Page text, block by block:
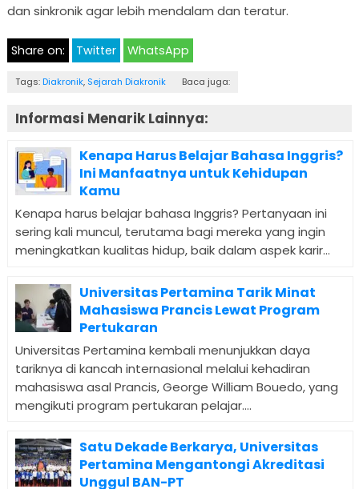
dan sinkronik agar lebih mendalam dan teratur.
Share on: Twitter WhatsApp
Tags: Diakronik, Sejarah Diakronik Baca juga:
Informasi Menarik Lainnya:
Kenapa Harus Belajar Bahasa Inggris?
Ini Manfaatnya untuk Kehidupan
Kamu
Kenapa harus belajar bahasa Inggris? Pertanyaan ini
sering kali muncul, terutama bagi mereka yang ingin
meningkatkan kualitas hidup, baik dalam aspek karir...
Universitas Pertamina Tarik Minat
Mahasiswa Prancis Lewat Program
Pertukaran
Universitas Pertamina kembali menunjukkan daya
tariknya di kancah internasional melalui kehadiran
mahasiswa asal Prancis, George William Bouedo, yang
mengikuti program pertukaran pelajar....
Satu Dekade Berkarya, Universitas
Pertamina Mengantongi Akreditasi
Unggul BAN-PT